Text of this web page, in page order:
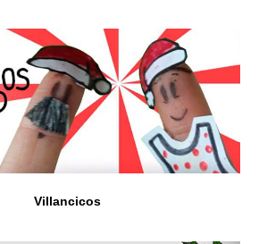
Villancicos